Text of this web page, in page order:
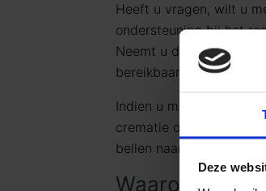
Deze
Heeft u vragen, wilt u
ondersteuning bij het
Neemt u dan gerust
bereikbaar op
Indien u meer
crematie of
bellen naar
Waarom voor